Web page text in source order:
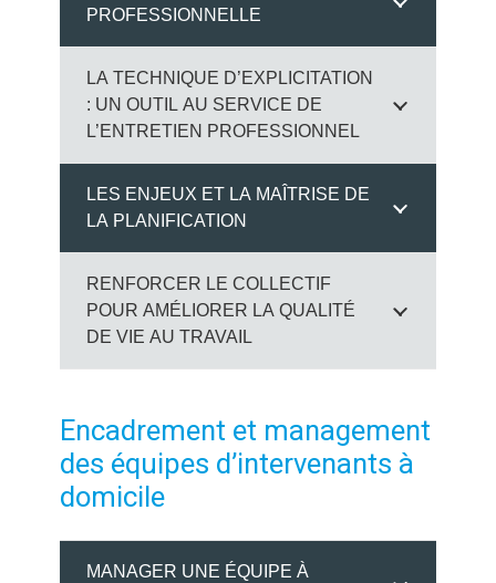
PROFESSIONNELLE
LA TECHNIQUE D’EXPLICITATION
: UN OUTIL AU SERVICE DE
L’ENTRETIEN PROFESSIONNEL
LES ENJEUX ET LA MAÎTRISE DE
LA PLANIFICATION
RENFORCER LE COLLECTIF
POUR AMÉLIORER LA QUALITÉ
DE VIE AU TRAVAIL
Encadrement et management
des équipes d’intervenants à
domicile
MANAGER UNE ÉQUIPE À